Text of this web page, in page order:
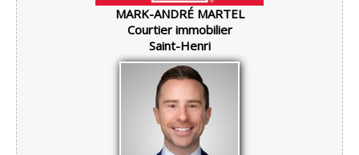
MARK-ANDRÉ MARTEL
Courtier immobilier
Saint-Henri